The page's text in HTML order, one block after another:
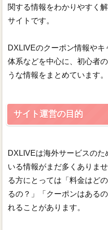
裏技
公式クーポン
無修正ランキング
DXLIVE公式
関する情報をわかりやすく
サイトです。
DXLIVEのクーポン情報や
体系などを中心に、初心者
うな情報をまとめています。
サイト運営の目的
DXLIVEは海外サービスの
いる情報がまだ多くありま
る方にとっては「料金はど
るの？」「クーポンはある
れることがあります。